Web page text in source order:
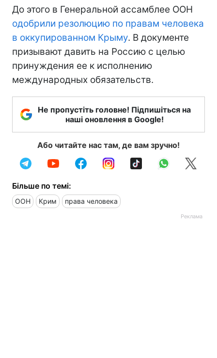
До этого в Генеральной ассамблее ООН
одобрили резолюцию по правам человека
в оккупированном Крыму. В документе
призывают давить на Россию с целью
принуждения ее к исполнению
международных обязательств.
Не пропустіть головне! Підпишіться на
наші оновлення в Google!
Або читайте нас там, де вам зручно!
Більше по темі:
ООН Крим права человека